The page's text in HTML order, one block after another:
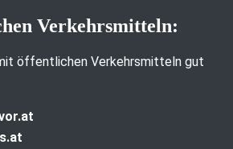
Verkehrsmitteln:
öffentlichen Verkehrsmitteln gut